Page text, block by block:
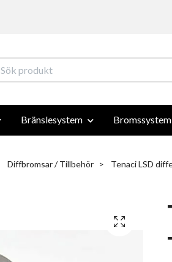
Bränslesystem Bromssystem
Diffbromsar / Tillbehör Tenaci LSD